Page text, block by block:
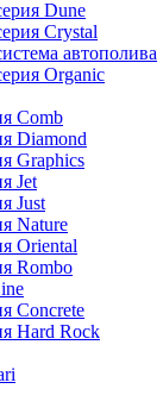
Dune
Crystal
автополива
Organic
Comb
Diamond
Graphics
Jet
Just
Nature
Oriental
Rombo
Concrete
Hard Rock